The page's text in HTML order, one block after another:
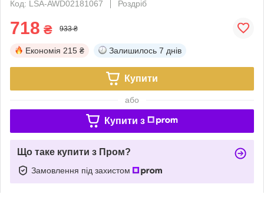
Код: LSA-AWD02181067
Роздріб
718 ₴ 933 ₴
Економія 215 ₴ Залишилось 7 днів
Купити
або
Купити з
Що таке купити з Пром?
Замовлення під захистом